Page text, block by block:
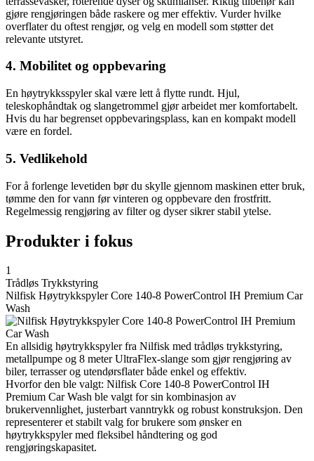
gjøre rengjøringen både raskere og mer effektiv. Vurder hvilke
overflater du oftest rengjør, og velg en modell som støtter det
relevante utstyret.
4. Mobilitet og oppbevaring
En høytrykksspyler skal være lett å flytte rundt. Hjul,
teleskophåndtak og slangetrommel gjør arbeidet mer komfortabelt.
Hvis du har begrenset oppbevaringsplass, kan en kompakt modell
være en fordel.
5. Vedlikehold
For å forlenge levetiden bør du skylle gjennom maskinen etter bruk,
tømme den for vann før vinteren og oppbevare den frostfritt.
Regelmessig rengjøring av filter og dyser sikrer stabil ytelse.
Produkter i fokus
1
Trådløs Trykkstyring
Nilfisk Høytrykkspyler Core 140-8 PowerControl IH Premium Car
Wash
En allsidig høytrykkspyler fra Nilfisk med trådløs trykkstyring,
metallpumpe og 8 meter UltraFlex-slange som gjør rengjøring av
biler, terrasser og utendørsflater både enkel og effektiv.
Hvorfor den ble valgt: Nilfisk Core 140-8 PowerControl IH
Premium Car Wash ble valgt for sin kombinasjon av
brukervennlighet, justerbart vanntrykk og robust konstruksjon. Den
representerer et stabilt valg for brukere som ønsker en
høytrykkspyler med fleksibel håndtering og god
rengjøringskapasitet.